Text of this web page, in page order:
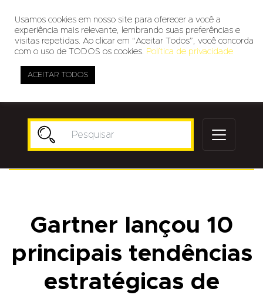
Gartner lançou 10
principais tendências
estratégicas de
Usamos cookies em nosso site para oferecer a você a
experiência mais relevante, lembrando suas preferências e
visitas repetidas. Ao clicar em “Aceitar Todos”, você concorda
com o uso de TODOS os cookies. Política de privacidade
ACEITAR TODOS